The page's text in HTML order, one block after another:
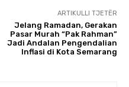
ARTIKULLI TJETËR
Jelang Ramadan, Gerakan
Pasar Murah “Pak Rahman”
Jadi Andalan Pengendalian
Inflasi di Kota Semarang